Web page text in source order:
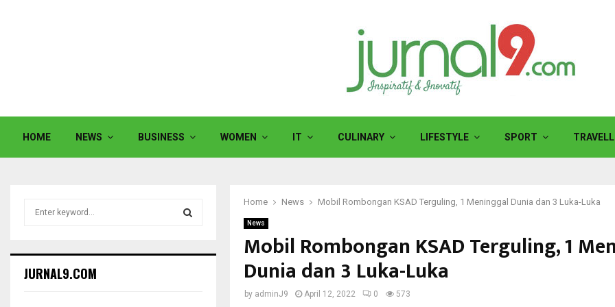
HOME NEWS BUSINESS WOMEN IT CULINARY LIFESTYLE SPORT
Home News Mobil Rombongan KSAD Terguling, 1 Meninggal Dunia dan 3 Luka-Luka
News
Mobil Rombongan KSAD Terguling, 1
Dunia dan 3 Luka-Luka
by adminJ9 April 12, 2022 0 573
h
JURNAL9.COM